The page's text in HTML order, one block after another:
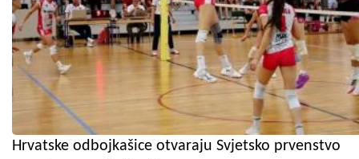
Hrvatske odbojkašice otvaraju Svjetsko prvenstvo